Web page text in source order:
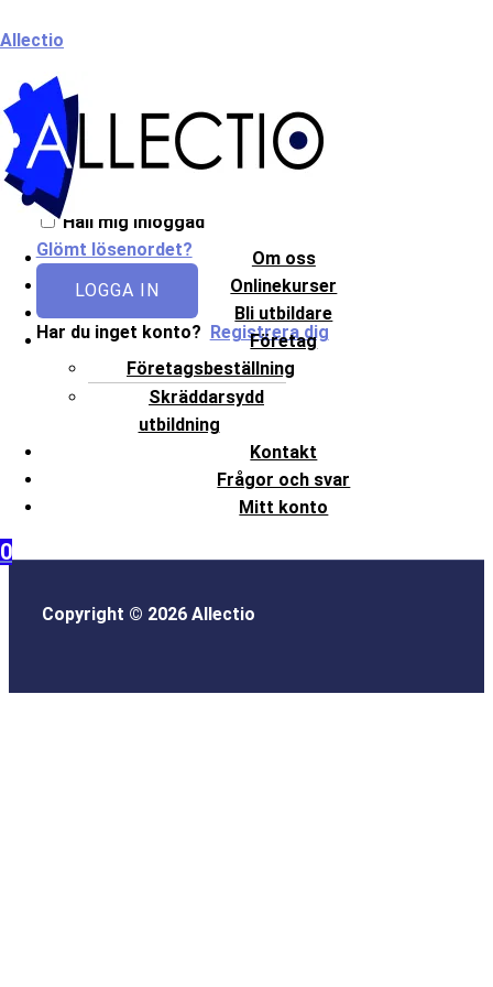
till
Allectio
Om oss
Onlinekurser
Bli utbildare
Företag
Företagsbeställning
Skräddarsydd
utbildning
Kontakt
Frågor och svar
Mitt konto
0
Välkommen till Allectio!
Håll mig inloggad
Glömt lösenordet?
LOGGA IN
Har du inget konto? Registrera dig
Copyright © 2026 Allectio